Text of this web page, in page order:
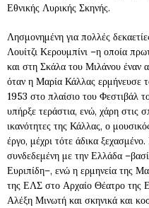
Εθνικής Λυρικής Σκηνής.
Λησμονημένη για πολλές
Λουίτζι Κερουμπίνι –η οποία
και στη Σκάλα του Μιλάνου έναν
όταν η Μαρία Κάλλας ερμήνευσε
1953 στο πλαίσιο του Φεστιβάλ
υπήρξε τεράστια, ενώ, χάρη στις
ικανότητες της Κάλλας, ο
έργο, μέχρι τότε άδικα
συνδεδεμένη με την Ελλάδα
Ευριπίδη–, ενώ η ερμηνεία της
της ΕΛΣ στο Αρχαίο Θέατρο της
Αλέξη Μινωτή και σκηνικά και